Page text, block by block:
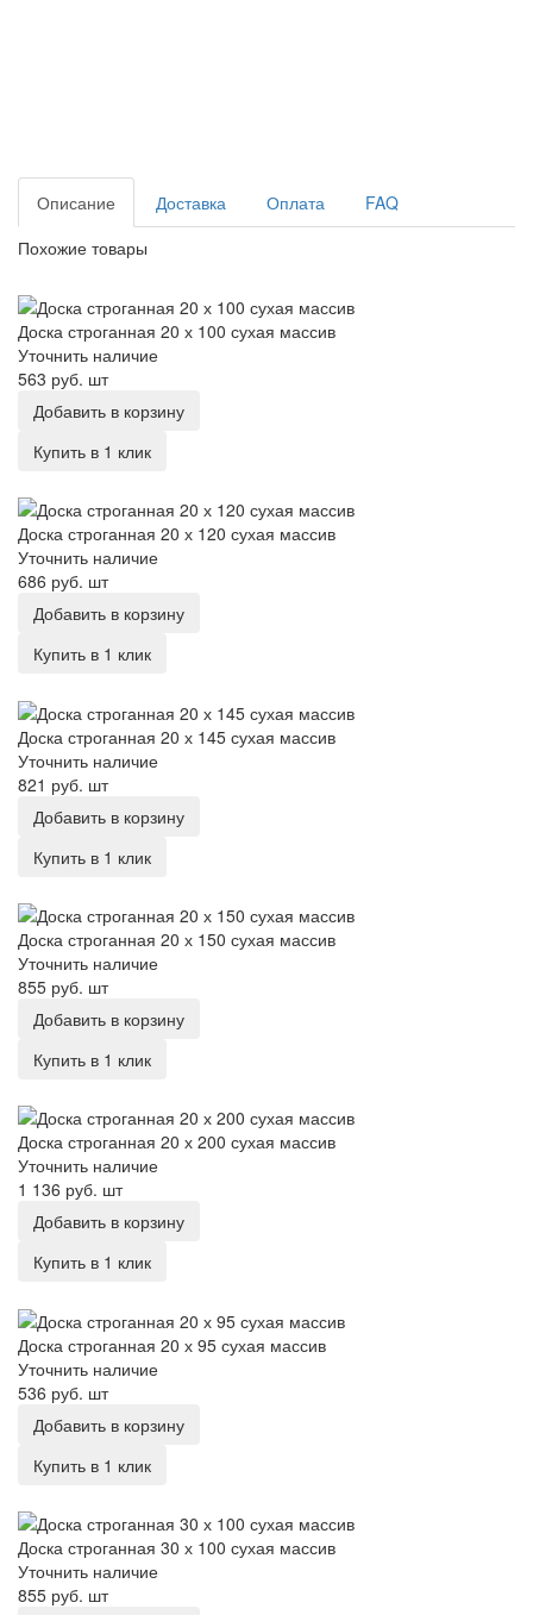
Описание Доставка Оплата
FAQ
Похожие товары
Доска строганная 20 х 100 сухая массив
Уточнить наличие
563 руб. шт
Добавить в корзину
Купить в 1 клик
Доска строганная 20 х 120 сухая массив
Уточнить наличие
686 руб. шт
Добавить в корзину
Купить в 1 клик
Доска строганная 20 х 145 сухая массив
Уточнить наличие
821 руб. шт
Добавить в корзину
Купить в 1 клик
Доска строганная 20 х 150 сухая массив
Уточнить наличие
855 руб. шт
Добавить в корзину
Купить в 1 клик
Доска строганная 20 х 200 сухая массив
Уточнить наличие
1 136 руб. шт
Добавить в корзину
Купить в 1 клик
Доска строганная 20 х 95 сухая массив
Уточнить наличие
536 руб. шт
Добавить в корзину
Купить в 1 клик
Доска строганная 30 х 100 сухая массив
Уточнить наличие
855 руб. шт